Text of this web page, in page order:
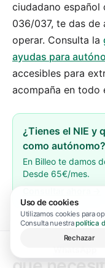
Uso de cookies
Utilizamos cookies para
Consulta nuestrapolítica
Rechazar
ciudadano español
036/037, te das de
operar. Consulta la
ayudas para
accesibles para
acompaña en todo
¿Tienes el NIE y
como autónomo?
En Billeo te damos
Desde 65€/mes.
NIE y alta